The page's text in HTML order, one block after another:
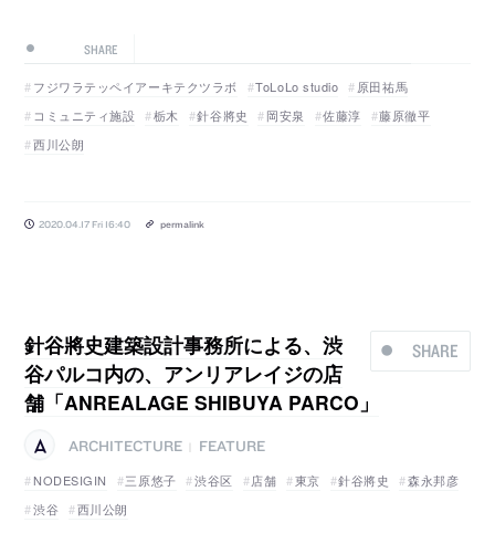
SHARE
フジワラテッペイアーキテクツラボ ToLoLo studio
原田祐馬
コミュニティ施設
栃木 針谷將史 岡安泉 佐藤淳
藤原徹平
西川公朗
2020.04.17 Fri 16:40 permalink
SHARE
針谷將史建築設計事務所による、渋
谷パルコ内の、アンリアレイジの店
舗「ANREALAGE SHIBUYA PARCO」
ARCHITECTURE
FEATURE
NODESIGIN
三原悠子 渋谷区 店舗 東京 針谷將史
森永邦彦
渋谷
西川公朗